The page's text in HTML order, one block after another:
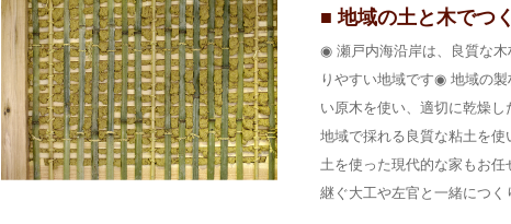
■ 地域の土と木でつ
◉ 瀬戸内海沿岸は、良質な
りやすい地域です◉ 地域の
い原木を使い、適切に乾燥
地域で採れる良質な粘土を使
土を使った現代的な家もお
継ぐ大工や左官と一緒につく